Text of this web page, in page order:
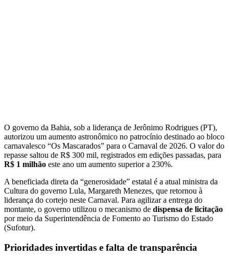
O governo da Bahia, sob a liderança de Jerônimo Rodrigues (PT),
autorizou um aumento astronômico no patrocínio destinado ao bloco
carnavalesco “Os Mascarados” para o Carnaval de 2026. O valor do
repasse saltou de R$ 300 mil, registrados em edições passadas, para
R$ 1 milhão este ano um aumento superior a 230%.
A beneficiada direta da “generosidade” estatal é a atual ministra da
Cultura do governo Lula, Margareth Menezes, que retornou à
liderança do cortejo neste Carnaval. Para agilizar a entrega do
montante, o governo utilizou o mecanismo de dispensa de licitação
por meio da Superintendência de Fomento ao Turismo do Estado
(Sufotur).
Prioridades invertidas e falta de transparência